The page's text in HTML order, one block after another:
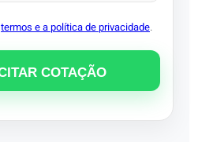
termos e a política de privacidade.